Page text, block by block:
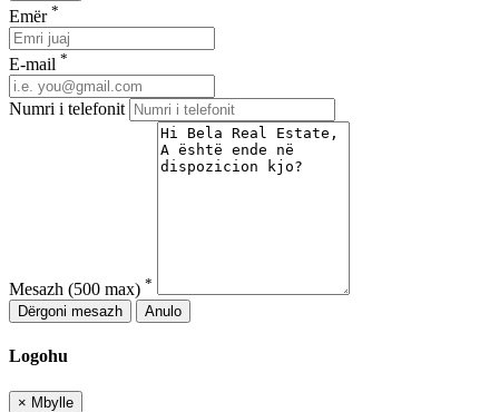
Emër *
E-mail *
Numri i telefonit
Mesazh (500 max) *
Dërgoni mesazh
Anulo
Logohu
× Mbylle